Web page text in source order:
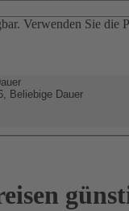
Verwenden Sie die
Beliebige Dauer